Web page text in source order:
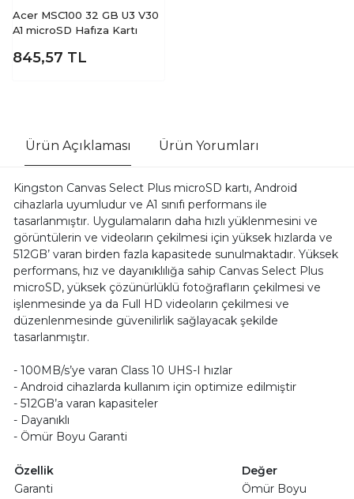
Acer MSC100 32 GB U3 V30
A1 microSD Hafıza Kartı
845,57 TL
Ürün Açıklaması Ürün Yorumları
Kingston Canvas Select Plus microSD kartı, Android
cihazlarla uyumludur ve A1 sınıfı performans ile
tasarlanmıştır. Uygulamaların daha hızlı yüklenmesini ve
görüntülerin ve videoların çekilmesi için yüksek hızlarda ve
512GB’ varan birden fazla kapasitede sunulmaktadır. Yüksek
performans, hız ve dayanıklılığa sahip Canvas Select Plus
microSD, yüksek çözünürlüklü fotoğrafların çekilmesi ve
işlenmesinde ya da Full HD videoların çekilmesi ve
düzenlenmesinde güvenilirlik sağlayacak şekilde
tasarlanmıştır.
- 100MB/s’ye varan Class 10 UHS-I hızlar
- Android cihazlarda kullanım için optimize edilmiştir
- 512GB’a varan kapasiteler
- Dayanıklı
- Ömür Boyu Garanti
Özellik
Değer
Garanti
Ömür Boyu